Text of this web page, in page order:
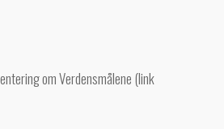
om Verdensmålene (link